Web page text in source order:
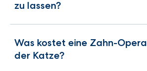
zu lassen?
Was kostet eine Zahn-
der Katze?